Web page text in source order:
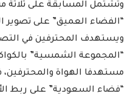
وتشتمل المسابقة على ثلاثة
“الفضاء العميق” على تصوير
ويستهدف المحترفين في
“المجموعة الشمسية”
مستهدفا الهواة
“فضاء السعودية” على ربط